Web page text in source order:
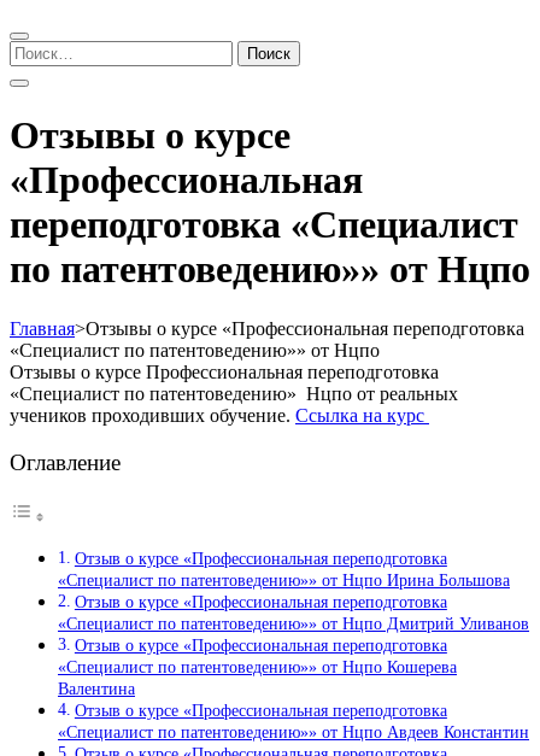
Найти:
Отзывы о курсе
«Профессиональная
переподготовка «Специалист
по патентоведению»» от Нцпо
Главная>Отзывы о курсе «Профессиональная переподготовка
«Специалист по патентоведению»» от Нцпо
Отзывы о курсе Профессиональная переподготовка
«Специалист по патентоведению» Нцпо от реальных
учеников проходивших обучение. Ссылка на курс
Оглавление
Отзыв о курсе «Профессиональная переподготовка
«Специалист по патентоведению»» от Нцпо Ирина Большова
Отзыв о курсе «Профессиональная переподготовка
«Специалист по патентоведению»» от Нцпо Дмитрий Уливанов
Отзыв о курсе «Профессиональная переподготовка
«Специалист по патентоведению»» от Нцпо Кошерева
Валентина
Отзыв о курсе «Профессиональная переподготовка
«Специалист по патентоведению»» от Нцпо Авдеев Константин